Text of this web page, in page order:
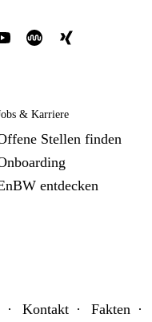
& Karriere
Stellen finden
entdecken
Kontakt Fakten